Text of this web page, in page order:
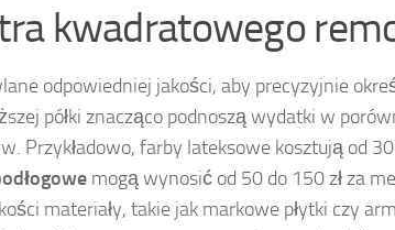
kwadratowego
odpowiedniej jakości, aby precyzyjnie
półki znacząco podnoszą wydatki w
Przykładowo, farby lateksowe kosztują od 30
mogą wynosić od 50 do 150 zł za
materiały, takie jak markowe płytki czy